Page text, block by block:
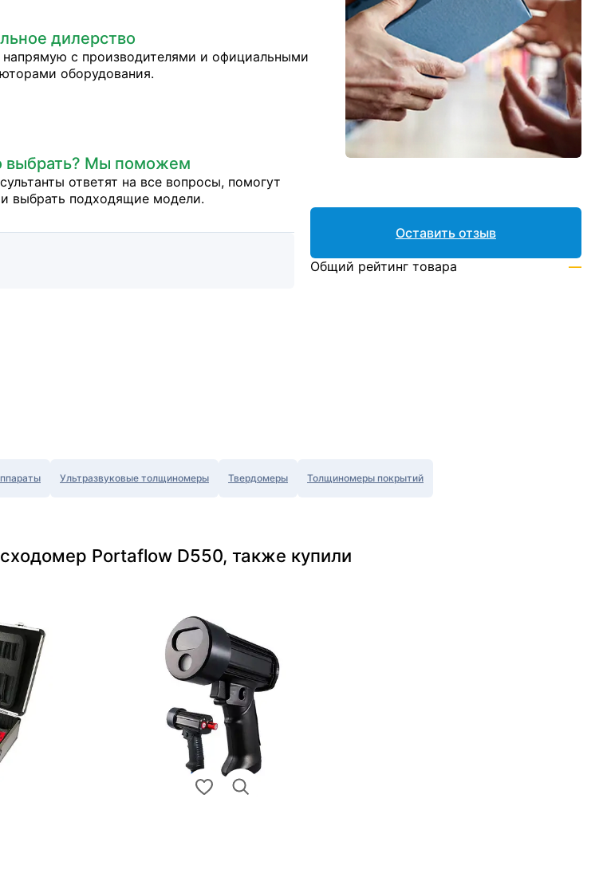
дилерство
напрямую с производителями и официальными
оборудования.
выбрать? Мы поможем
ответят на все вопросы, помогут
выбрать подходящие модели.
Оставить отзыв
Общий рейтинг товара —
Ультразвуковые толщиномеры Твердомеры Толщиномеры покрытий
Portaflow D550, также купили